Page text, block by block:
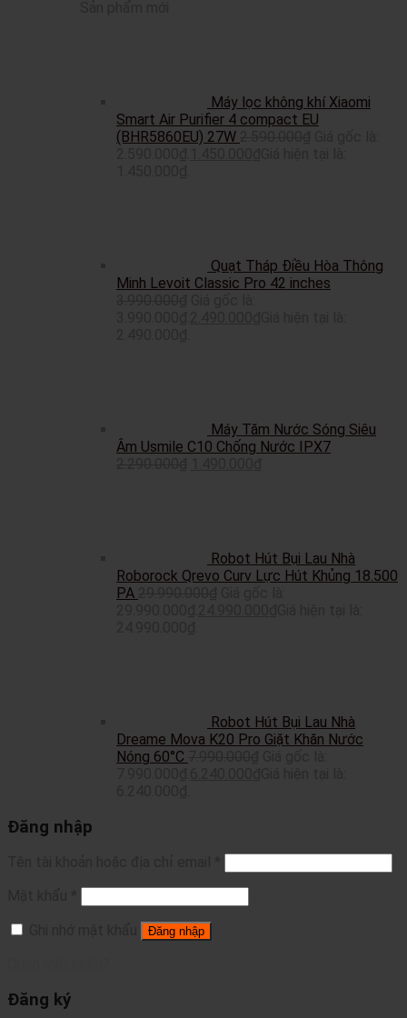
Máy lọc không khí Xiaomi
Smart Air Purifier 4 compact EU
(BHR5860EU) 27W
Quạt Tháp Điều Hòa Thông
Minh Levoit Classic Pro 42 inches
Máy Tăm Nước Sóng Siêu
Âm Usmile C10 Chống Nước IPX7
Robot Hút Bụi Lau Nhà
Roborock Qrevo Curv Lực Hút Khủng 18.500
PA
Robot Hút Bụi Lau Nhà
Dreame Mova K20 Pro Giặt Khăn Nước
Nóng 60°C
Đăng nhập
Đăng nhập
Đăng ký